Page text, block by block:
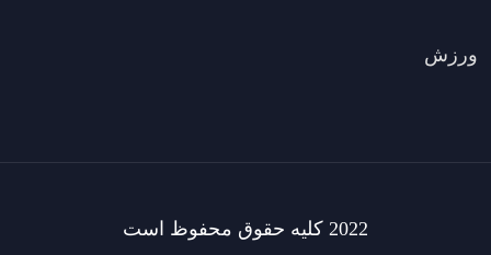
ورزش
2022 کلیه حقوق محفوظ است